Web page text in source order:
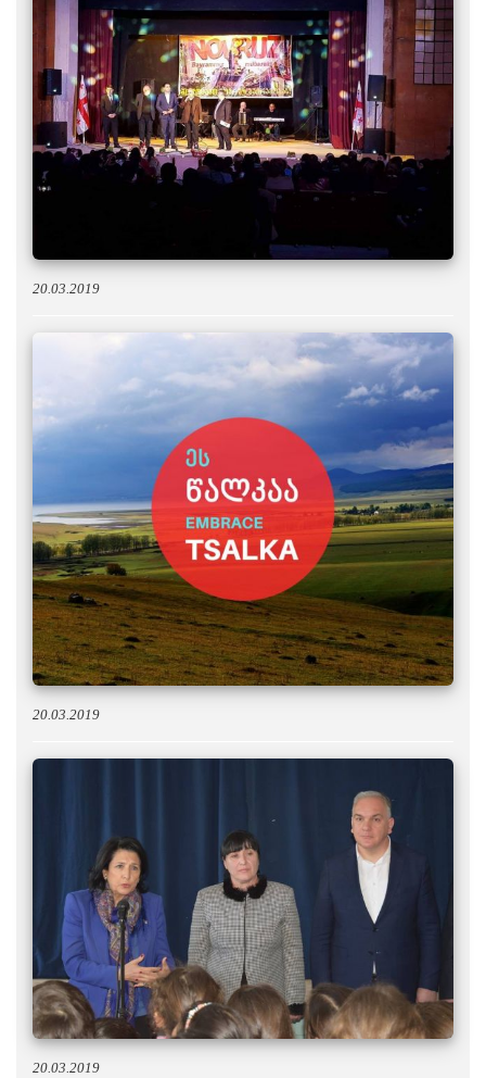
20.03.2019
20.03.2019
20.03.2019